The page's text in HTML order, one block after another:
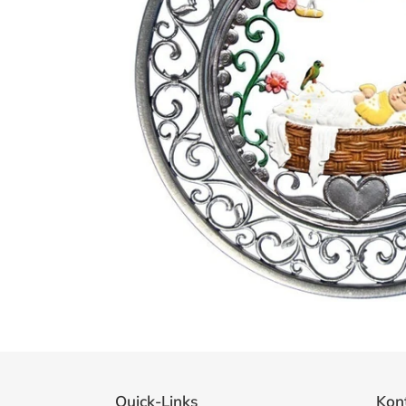
Quick-Links